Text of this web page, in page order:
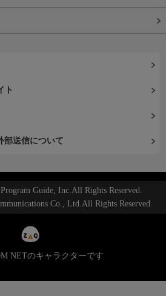
ト
部送信について
Guide, Inc.All Rights Reserved.
Co., Ltd.All Rights Reserved.
NETのキャラクターです